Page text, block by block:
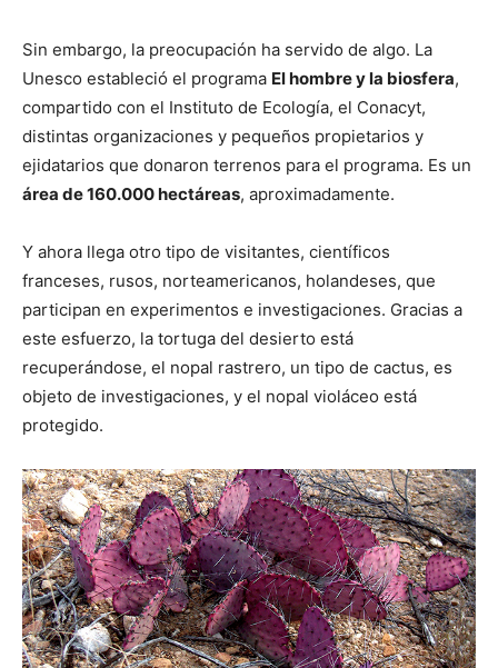
Sin embargo, la preocupación ha servido de algo. La
Unesco estableció el programa El hombre y la biosfera,
compartido con el Instituto de Ecología, el Conacyt,
distintas organizaciones y pequeños propietarios y
ejidatarios que donaron terrenos para el programa. Es un
área de 160.000 hectáreas, aproximadamente.
Y ahora llega otro tipo de visitantes, científicos
franceses, rusos, norteamericanos, holandeses, que
participan en experimentos e investigaciones. Gracias a
este esfuerzo, la tortuga del desierto está
recuperándose, el nopal rastrero, un tipo de cactus, es
objeto de investigaciones, y el nopal violáceo está
protegido.